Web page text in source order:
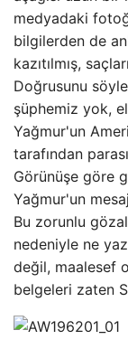
medyadaki
bilgilerden de
kazıtılmış,
Doğrusunu
şüphemiz yok,
Yağmur'un
tarafından
Görünüşe göre
Yağmur'un
Bu zorunlu
nedeniyle ne
değil, maalesef
belgeleri zaten